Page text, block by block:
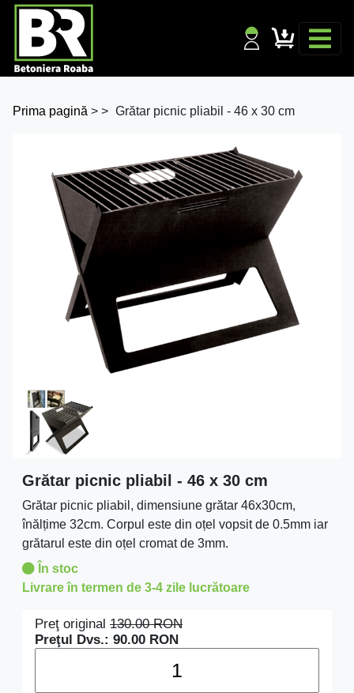
Prima pagină > > Grătar picnic pliabil - 46 x 30 cm
Grătar picnic pliabil - 46 x 30 cm
Grătar picnic pliabil, dimensiune grătar 46x30cm,
înălțime 32cm. Corpul este din oțel vopsit de 0.5mm iar
grătarul este din oțel cromat de 3mm.
În stoc
Livrare în termen de 3-4 zile lucrătoare
Preţ original 130.00RON
Preţul Dvs.: 90.00 RON